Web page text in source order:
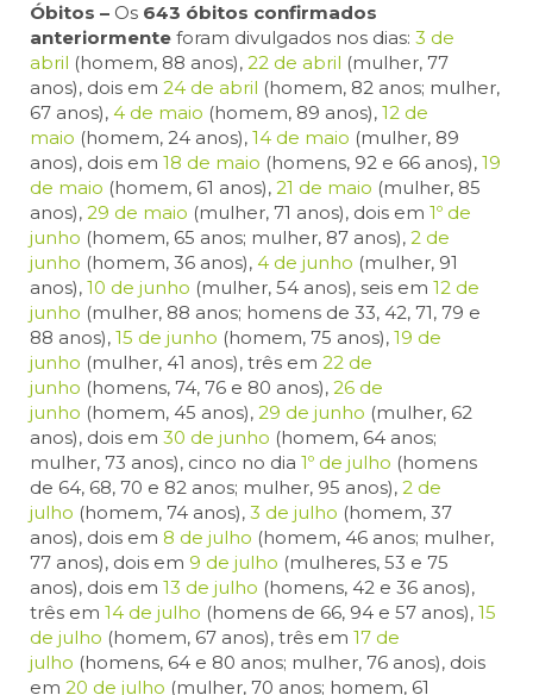
Óbitos – Os 643 óbitos confirmados
anteriormente foram divulgados nos dias: 3 de
abril (homem, 88 anos), 22 de abril (mulher, 77
anos), dois em 24 de abril (homem, 82 anos; mulher,
67 anos), 4 de maio (homem, 89 anos), 12 de
maio (homem, 24 anos), 14 de maio (mulher, 89
anos), dois em 18 de maio (homens, 92 e 66 anos), 19
de maio (homem, 61 anos), 21 de maio (mulher, 85
anos), 29 de maio (mulher, 71 anos), dois em 1º de
junho (homem, 65 anos; mulher, 87 anos), 2 de
junho (homem, 36 anos), 4 de junho (mulher, 91
anos), 10 de junho (mulher, 54 anos), seis em 12 de
junho (mulher, 88 anos; homens de 33, 42, 71, 79 e
88 anos), 15 de junho (homem, 75 anos), 19 de
junho (mulher, 41 anos), três em 22 de
junho (homens, 74, 76 e 80 anos), 26 de
junho (homem, 45 anos), 29 de junho (mulher, 62
anos), dois em 30 de junho (homem, 64 anos;
mulher, 73 anos), cinco no dia 1º de julho (homens
de 64, 68, 70 e 82 anos; mulher, 95 anos), 2 de
julho (homem, 74 anos), 3 de julho (homem, 37
anos), dois em 8 de julho (homem, 46 anos; mulher,
77 anos), dois em 9 de julho (mulheres, 53 e 75
anos), dois em 13 de julho (homens, 42 e 36 anos),
três em 14 de julho (homens de 66, 94 e 57 anos), 15
de julho (homem, 67 anos), três em 17 de
julho (homens, 64 e 80 anos; mulher, 76 anos), dois
em 20 de julho (mulher, 70 anos; homem, 61